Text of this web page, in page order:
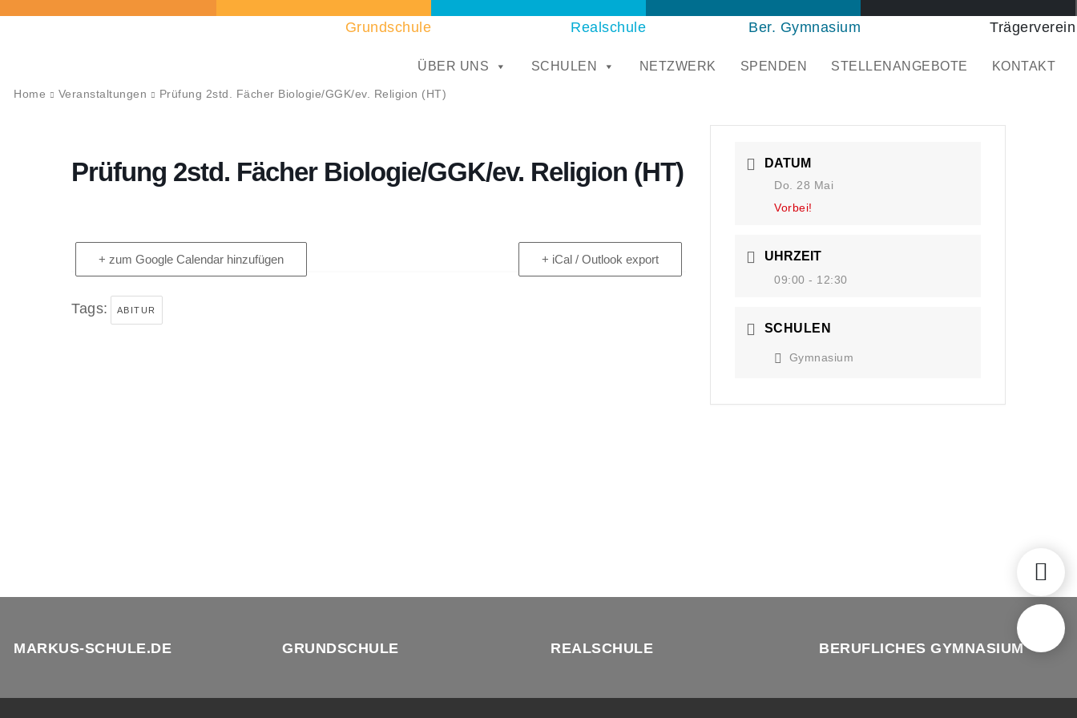
Grundschule Realschule Ber. Gymnasium Trägerverein
ÜBER UNS SCHULEN NETZWERK SPENDEN STELLENANGEBOTE KONTAKT
Home Veranstaltungen Prüfung 2std. Fächer Biologie/GGK/ev. Religion (HT)
Prüfung 2std. Fächer Biologie/GGK/ev. Religion (HT)
+ zum Google Calendar hinzufügen + iCal / Outlook export
Tags: ABITUR
DATUM
Do. 28 Mai
Vorbei!
UHRZEIT
09:00 - 12:30
SCHULEN
Gymnasium
MARKUS-SCHULE.DE GRUNDSCHULE REALSCHULE BERUFLICHES GYMNASIUM